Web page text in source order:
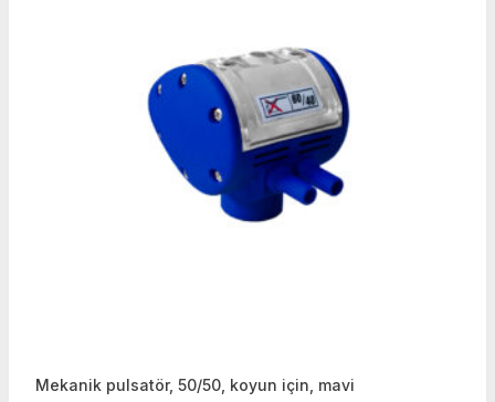
Mekanik pulsatör, 50/50, koyun için, mavi